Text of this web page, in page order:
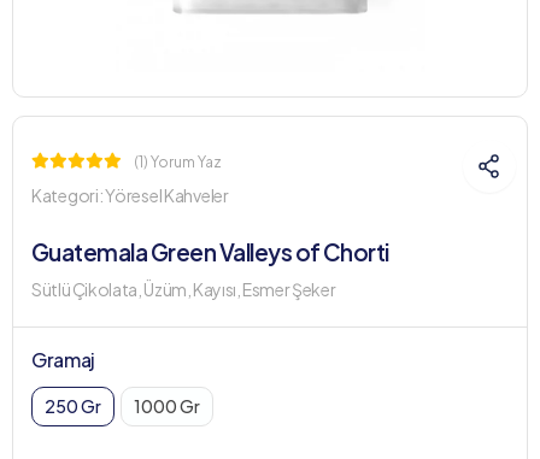
(1) Yorum Yaz
Kategori:Yöresel Kahveler
Guatemala Green Valleys of Chorti
Sütlü Çikolata, Üzüm, Kayısı, Esmer Şeker
Gramaj
250 Gr 1000 Gr